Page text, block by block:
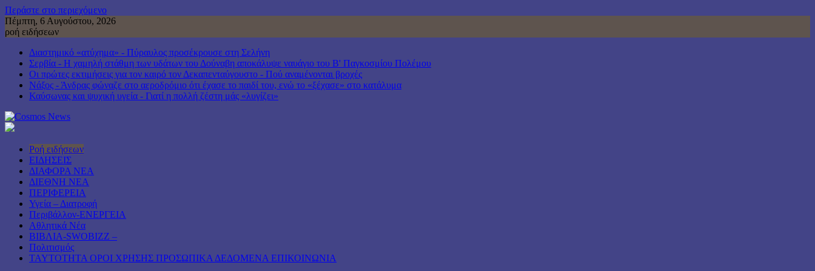
Περάστε στο περιεχόμενο
Πέμπτη, 6 Αυγούστου, 2026
ροή ειδήσεων
Διαστημικό «ατύχημα» - Πύραυλος προσέκρουσε στη Σελήνη
Σερβία - Η χαμηλή στάθμη των υδάτων του Δούναβη αποκάλυψε ναυάγιο του Β' Παγκοσμίου Πολέμου
Οι πρώτες εκτιμήσεις για τον καιρό τον Δεκαπενταύγουστο - Πού αναμένονται βροχές
Νάξος - Άνδρας φώναζε στο αεροδρόμιο ότι έχασε το παιδί του, ενώ το «ξέχασε» στο κατάλυμα
Καύσωνας και ψυχική υγεία - Γιατί η πολλή ζέστη μάς «λυγίζει»
Ροή ειδήσεων
ΕΙΔΗΣΕΙΣ
ΔΙΑΦΟΡΑ ΝΕΑ
ΔΙΕΘΝΗ ΝΕΑ
ΠΕΡΙΦΕΡΕΙΑ
Υγεία – Διατροφή
Περιβάλλον-ΕΝΕΡΓΕΙΑ
Αθλητικά Νέα
ΒΙΒΛΙΑ-SWOBIZZ –
Πολιτισμός
TAYTOTHTA ΟΡΟΙ ΧΡΗΣΗΣ ΠΡΟΣΩΠΙΚΑ ΔΕΔΟΜΕΝΑ ΕΠΙΚΟΙΝΩΝΙΑ